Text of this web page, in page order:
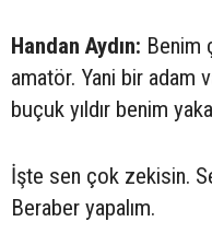
Handan Aydın: Benim
amatör. Yani bir adam
buçuk yıldır benim
İşte sen çok zekisin.
Beraber yapalım.